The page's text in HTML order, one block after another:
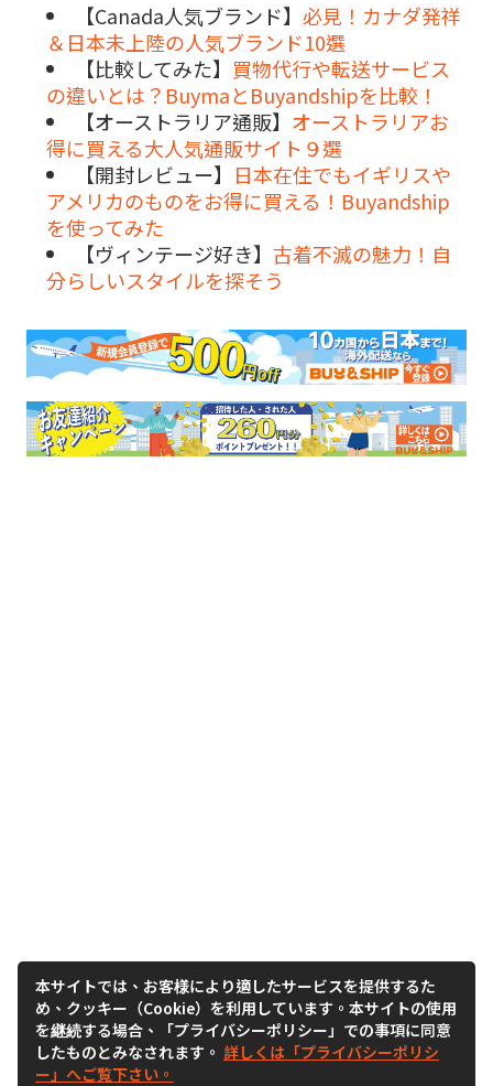
【Canada人気ブランド】 必見！カナダ発祥
＆日本未上陸の人気ブランド10選
【比較してみた】 買物代行や転送サービス
の違いとは？BuymaとBuyandshipを比較！
【オーストラリア通販】 オーストラリアお
得に買える大人気通販サイト９選
【開封レビュー】 日本在住でもイギリスや
アメリカのものをお得に買える！Buyandship
を使ってみた
【ヴィンテージ好き】 古着不滅の魅力！自
分らしいスタイルを探そう
本サイトでは、お客様により適したサービスを提供するた
め、クッキー（Cookie）を利用しています。本サイトの使用
を継続する場合、「プライバシーポリシー」での事項に同意
したものとみなされます。 詳しくは「プライバシーポリシ
ー」へご覧下さい。